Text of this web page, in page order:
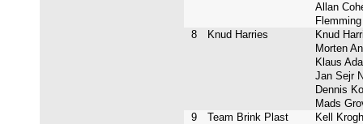
Allan
8
Knud Harries
Knud
Morten
Klaus
Jan Sejr
Dennis
Mads
9
Team Brink Plast
Kell